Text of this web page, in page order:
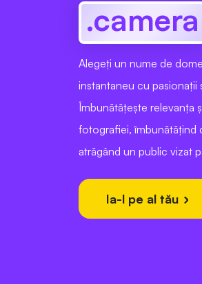
.camera
Alegeți un nume de
instantaneu cu
Îmbunătățește relevanța
fotografiei, îmbunătățind
atrăgând un public vizat
Ia-l pe al tău